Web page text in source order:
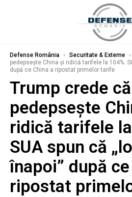
Defense România › Securitate & Externe ›
pedepsește China și ridică tarifele la 104%.
după ce China a ripostat primelor tarife
Trump crede
pedepsește
ridică tarifele
SUA spun că
înapoi” după
ripostat